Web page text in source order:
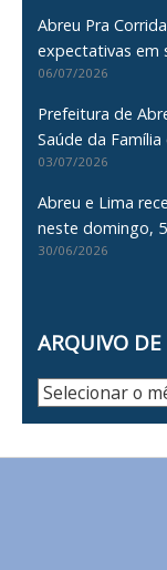
Abreu Pra
expectativas em
06/07/2026
Prefeitura de
Saúde da
03/07/2026
Abreu e Lima
neste domingo,
30/06/2026
ARQUIVO
Arquivo